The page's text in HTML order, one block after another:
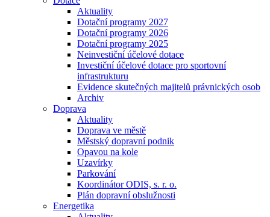
Aktuality
Dotační programy 2027
Dotační programy 2026
Dotační programy 2025
Neinvestiční účelové dotace
Investiční účelové dotace pro sportovní
infrastrukturu
Evidence skutečných majitelů právnických osob
Archiv
Doprava
Aktuality
Doprava ve městě
Městský dopravní podnik
Opavou na kole
Uzavírky
Parkování
Koordinátor ODIS, s. r. o.
Plán dopravní obslužnosti
Energetika